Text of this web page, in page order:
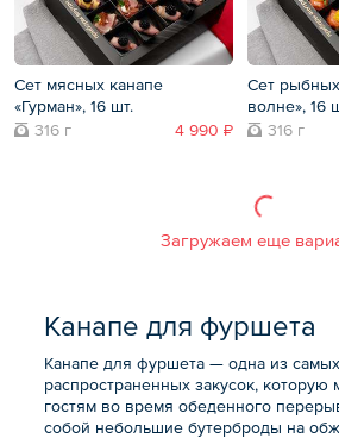
Сет мясных канапе
«Гурман», 16 шт.
316 г
4 990 ₽
Сет
волне», 16
316 г
Загружаем еще
Канапе для фуршета
Канапе для фуршета — одна из самых
распространенных закусок, которую
гостям во время обеденного
собой небольшие бутерброды на